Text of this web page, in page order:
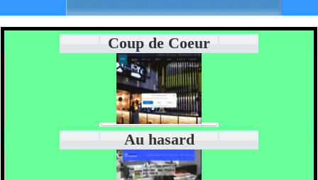
Coup de Coeur
Au hasard